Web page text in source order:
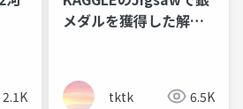
2.1K
メダルを獲得した解法
tktk 6.5K